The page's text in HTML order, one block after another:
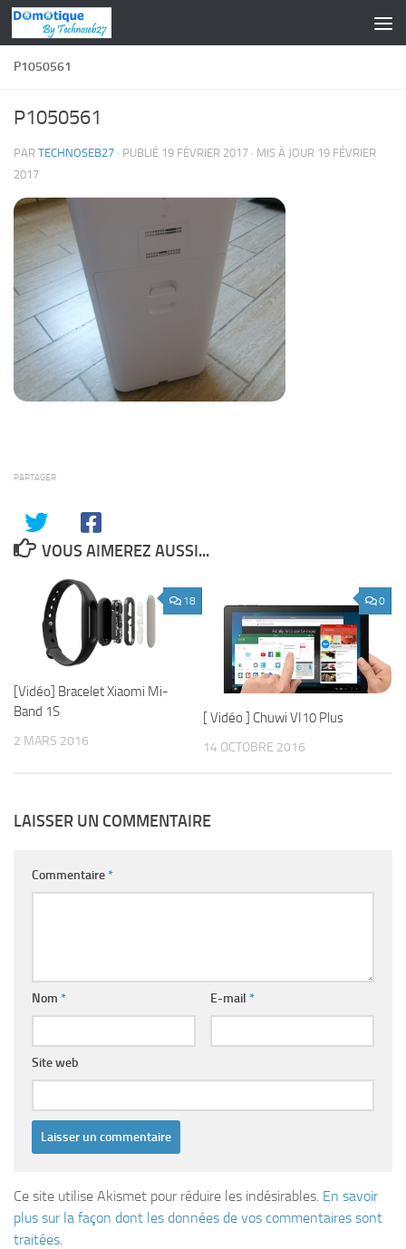
Skip to content
P1050561
P1050561
PAR TECHNOSEB27 · PUBLIÉ 19 FÉVRIER 2017 · MIS À JOUR 19 FÉVRIER
2017
PARTAGER
VOUS AIMEREZ AUSSI...
18
[Vidéo] Bracelet Xiaomi Mi-
Band 1S
2 MARS 2016
0
[ Vidéo ] Chuwi VI10 Plus
14 OCTOBRE 2016
LAISSER UN COMMENTAIRE
Commentaire*
Nom * E-mail *
Site web
Ce site utilise Akismet pour réduire les indésirables. En savoir
plus sur la façon dont les données de vos commentaires sont
traitées